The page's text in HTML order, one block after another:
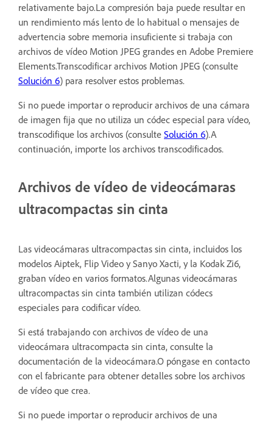
relativamente bajo.La compresión baja puede resultar en
un rendimiento más lento de lo habitual o mensajes de
advertencia sobre memoria insuficiente si trabaja con
archivos de vídeo Motion JPEG grandes en Adobe Premiere
Elements.Transcodificar archivos Motion JPEG (consulte
Solución 6) para resolver estos problemas.
Si no puede importar o reproducir archivos de una cámara
de imagen fija que no utiliza un códec especial para vídeo,
transcodifique los archivos (consulte Solución 6).A
continuación, importe los archivos transcodificados.
Archivos de vídeo de videocámaras
ultracompactas sin cinta
Las videocámaras ultracompactas sin cinta, incluidos los
modelos Aiptek, Flip Video y Sanyo Xacti, y la Kodak Zi6,
graban vídeo en varios formatos.Algunas videocámaras
ultracompactas sin cinta también utilizan códecs
especiales para codificar vídeo.
Si está trabajando con archivos de vídeo de una
videocámara ultracompacta sin cinta, consulte la
documentación de la videocámara.O póngase en contacto
con el fabricante para obtener detalles sobre los archivos
de vídeo que crea.
Si no puede importar o reproducir archivos de una